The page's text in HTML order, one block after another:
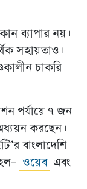
ব্যাপার নয়।
সহায়তাও।
চাকরি
পর্যায়ে ৭ জন
অধ্যয়ন করছেন।
বাংলাদেশি
ওয়েব এবং